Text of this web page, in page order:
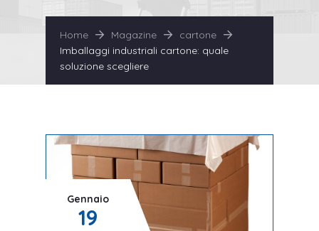
Home Magazine
cartone
Imballaggi industriali cartone: quale
soluzione scegliere
Gennaio
19